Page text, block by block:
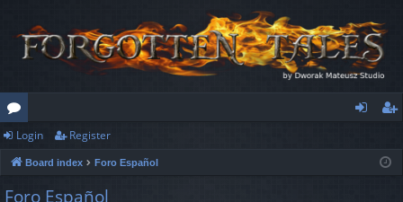
or
u
m
ist
Login Register
Board index Foro Español
Foro Español